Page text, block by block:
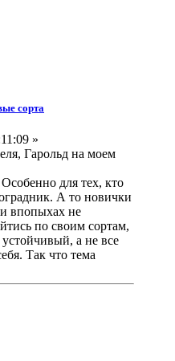
сорта
»
Гарольд на моем
для тех, кто
А то новички
впопыхах не
по своим сортам,
а не все
Так что тема